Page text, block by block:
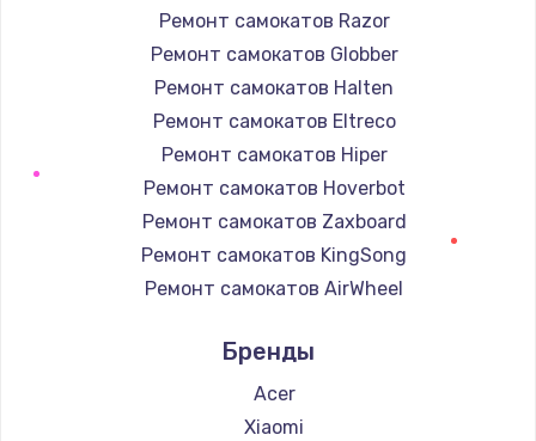
Ремонт самокатов Razor
Ремонт самокатов Globber
Ремонт самокатов Halten
Ремонт самокатов Eltreco
Ремонт самокатов Hiper
Ремонт самокатов Hoverbot
Ремонт самокатов Zaxboard
Ремонт самокатов KingSong
Ремонт самокатов AirWheel
Ремонт самокатов Hunter
Ремонт самокатов Shorner
Ремонт самокатов Joyor
Бренды
Acer
Xiaomi